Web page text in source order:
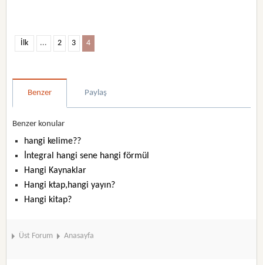
İlk ... 2 3 4
Benzer Paylaş
Benzer konular
hangi kelime??
İntegral hangi sene hangi förmül
Hangi Kaynaklar
Hangi ktap,hangi yayın?
Hangi kitap?
Üst Forum Anasayfa